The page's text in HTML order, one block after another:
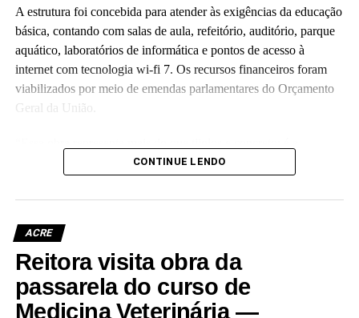
A estrutura foi concebida para atender às exigências da educação
básica, contando com salas de aula, refeitório, auditório, parque
aquático, laboratórios de informática e pontos de acesso à
internet com tecnologia wi-fi 7. Os recursos financeiros foram
viabilizados por meio de emendas parlamentares do Orçamento
Geral da União.
realização de um compromisso com a qualidade da educação
reitora Guida Aquino. Ela informou que o antigo prédio do
patrimônio histórico da instituição, passará por revitalização para
abrigar o Palácio da Cultura da Ufac.
A vice-reitora eleita, Almecina Balbino, reafirmou a continuidade
dos projetos de expansão da infraestrutura da instituição. “Eu
CONTINUE LENDO
ACRE
Reitora visita obra da
passarela do curso de
Medicina Veterinária —